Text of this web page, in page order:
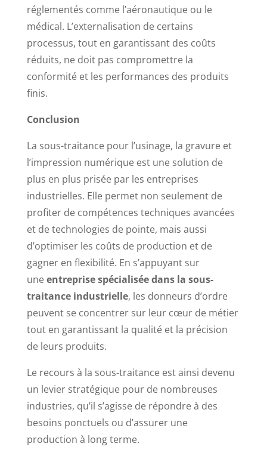
réglementés comme l’aéronautique ou le
médical. L’externalisation de certains
processus, tout en garantissant des coûts
réduits, ne doit pas compromettre la
conformité et les performances des produits
finis.
Conclusion
La sous-traitance pour l’usinage, la gravure et
l’impression numérique est une solution de
plus en plus prisée par les entreprises
industrielles. Elle permet non seulement de
profiter de compétences techniques avancées
et de technologies de pointe, mais aussi
d’optimiser les coûts de production et de
gagner en flexibilité. En s’appuyant sur
uneentreprise spécialisée dans la sous-
traitance industrielle, les donneurs d’ordre
peuvent se concentrer sur leur cœur de métier
tout en garantissant la qualité et la précision
de leurs produits.
Le recours à la sous-traitance est ainsi devenu
un levier stratégique pour de nombreuses
industries, qu’il s’agisse de répondre à des
besoins ponctuels ou d’assurer une
production à long terme.